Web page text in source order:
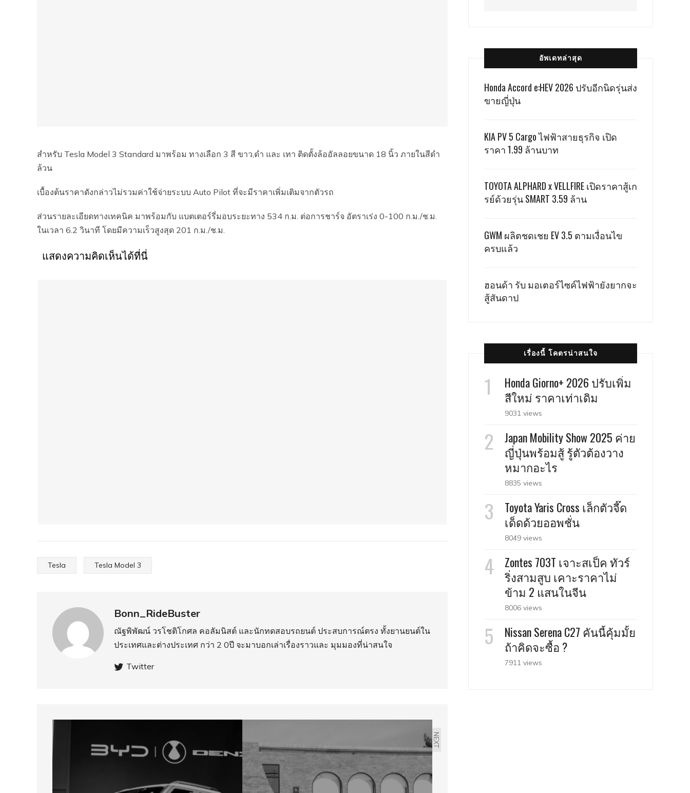
สำหรับ Tesla Model 3 Standard มาพร้อม ทางเลือก 3 สี ขาว,ดำ และ เทา ติดตั้งล้ออัลลอยขนาด 18 นิ้ว ภายในสีดำ
ล้วน
เบื้องต้นราคาดังกล่าวไม่รวมค่าใช้จ่ายระบบ Auto Pilot ที่จะมีราคาเพิ่มเติมจากตัวรถ
ส่วนรายละเอียดทางเทคนิค มาพร้อมกับ แบตเตอร์รี่มอบระยะทาง 534 ก.ม. ต่อการชาร์จ อัตราเร่ง 0-100 ก.ม./ช.ม.
ในเวลา 6.2 วินาที โดยมีความเร็วสูงสุด 201 ก.ม./ช.ม.
แสดงความคิดเห็นได้ที่นี่
Tesla Tesla Model 3
Bonn_RideBuster
ณัฐพิพัฒน์ วรโชติโกศล คอลัมนิสต์ และนักทดสอบรถยนต์ ประสบการณ์ตรง ทั้งยานยนต์ใน
ประเทศ​และต่างประเทศ กว่า 2 0ปี จะมาบอกเล่าเรื่องราวและ มุมมองที่น่าสนใจ
Twitter
NEXT
อัพเดทล่าสุด
Honda Accord e:HEV 2026 ปรับอีกนิดรุ่นส่ง
ขายญี่ปุ่น
KIA PV 5 Cargo ไฟฟ้าสายธุรกิจ เปิด
ราคา 1.99 ล้านบาท
TOYOTA ALPHARD x VELLFIRE เปิดราคาสู้เก
รย์ด้วยรุ่น SMART 3.59 ล้าน
GWM ผลิตชดเชย EV 3.5 ตามเงื่อนไข
ครบแล้ว
ฮอนด้า รับ มอเตอร์ไซค์ไฟฟ้ายังยากจะ
สู้สันดาป
เรื่องนี้ โคตรน่าสนใจ
Honda Giorno+ 2026 ปรับเพิ่ม
สีใหม่ ราคาเท่าเดิม
9031 views
Japan Mobility Show 2025 ค่าย
ญี่ปุ่นพร้อมสู้ รู้ตัวต้องวาง
หมากอะไร
8835 views
Toyota Yaris Cross เล็กตัวจี๊ด
เด็ดด้วยออพชั่น
8049 views
Zontes 703T เจาะสเป็ค ทัวร์
ริ่งสามสูบ เคาะราคาไม่
ข้าม 2 แสนในจีน
8006 views
Nissan Serena C27 คันนี้คุ้มมั้ย
ถ้าคิดจะซื้อ ?
7911 views